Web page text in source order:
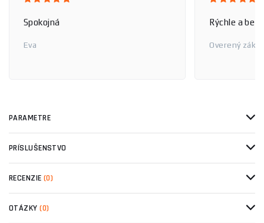
Spokojná
Eva
Rýchle a
Overený
PARAMETRE
PRÍSLUŠENSTVO
RECENZIE (0)
OTÁZKY(0)